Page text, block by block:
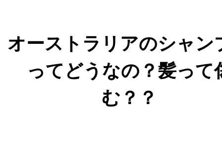
オーストラリアのシャン
ってどうなの？髪って
む？？